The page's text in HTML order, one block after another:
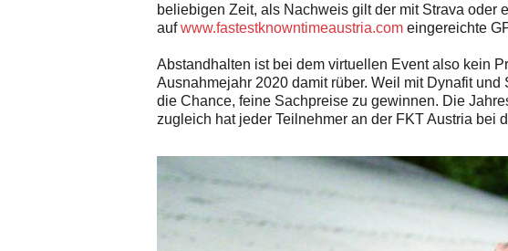
beliebigen Zeit, als Nachweis gilt der mit Strava oder
aufwww.fastestknowntimeaustria.com eingereichte
Abstandhalten ist bei dem virtuellen Event also kein
Ausnahmejahr 2020 damit rüber. Weil mit Dynafit
die Chance, feine Sachpreise zu gewinnen. Die
zugleich hat jeder Teilnehmer an der FKT Austria bei